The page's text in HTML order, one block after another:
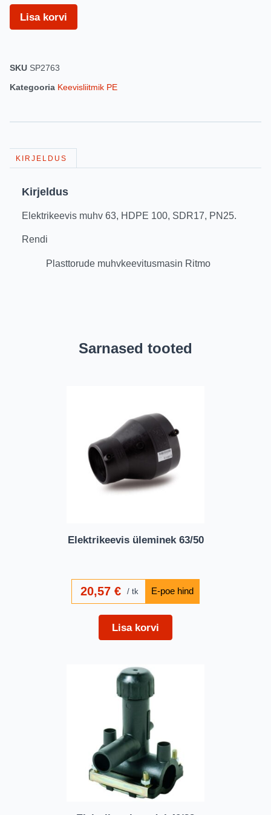
Lisa korvi
SKU SP2763
Kategooria Keevisliitmik PE
KIRJELDUS
Kirjeldus
Elektrikeevis muhv 63, HDPE 100, SDR17, PN25.
Rendi
Plasttorude muhvkeevitusmasin Ritmo
Sarnased tooted
Elektrikeevis üleminek 63/50
20,57 € tk
Lisa korvi